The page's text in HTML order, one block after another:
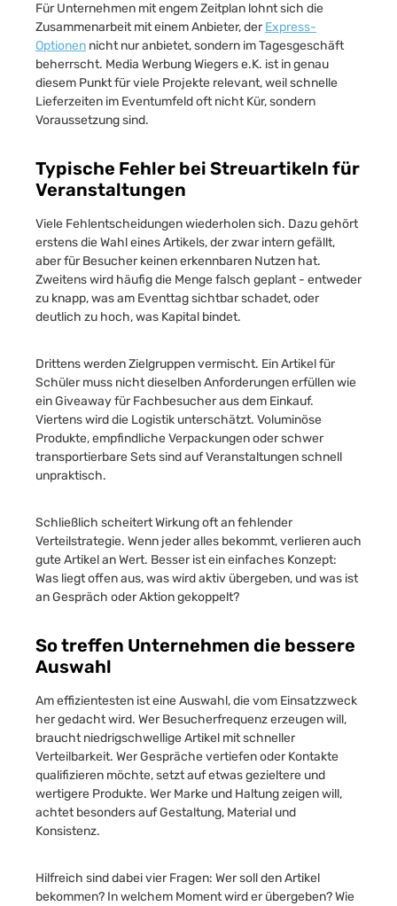
Für Unternehmen mit engem Zeitplan lohnt sich die
Zusammenarbeit mit einem Anbieter, derExpress-
Optionen nicht nur anbietet, sondern im Tagesgeschäft
beherrscht. Media Werbung Wiegers e.K. ist in genau
diesem Punkt für viele Projekte relevant, weil schnelle
Lieferzeiten im Eventumfeld oft nicht Kür, sondern
Voraussetzung sind.
Typische Fehler bei Streuartikeln für
Veranstaltungen
Viele Fehlentscheidungen wiederholen sich. Dazu gehört
erstens die Wahl eines Artikels, der zwar intern gefällt,
aber für Besucher keinen erkennbaren Nutzen hat.
Zweitens wird häufig die Menge falsch geplant - entweder
zu knapp, was am Eventtag sichtbar schadet, oder
deutlich zu hoch, was Kapital bindet.
Drittens werden Zielgruppen vermischt. Ein Artikel für
Schüler muss nicht dieselben Anforderungen erfüllen wie
ein Giveaway für Fachbesucher aus dem Einkauf.
Viertens wird die Logistik unterschätzt. Voluminöse
Produkte, empfindliche Verpackungen oder schwer
transportierbare Sets sind auf Veranstaltungen schnell
unpraktisch.
Schließlich scheitert Wirkung oft an fehlender
Verteilstrategie. Wenn jeder alles bekommt, verlieren auch
gute Artikel an Wert. Besser ist ein einfaches Konzept:
Was liegt offen aus, was wird aktiv übergeben, und was ist
an Gespräch oder Aktion gekoppelt?
So treffen Unternehmen die bessere
Auswahl
Am effizientesten ist eine Auswahl, die vom Einsatzzweck
her gedacht wird. Wer Besucherfrequenz erzeugen will,
braucht niedrigschwellige Artikel mit schneller
Verteilbarkeit. Wer Gespräche vertiefen oder Kontakte
qualifizieren möchte, setzt auf etwas gezieltere und
wertigere Produkte. Wer Marke und Haltung zeigen will,
achtet besonders auf Gestaltung, Material und
Konsistenz.
Hilfreich sind dabei vier Fragen: Wer soll den Artikel
bekommen? In welchem Moment wird er übergeben? Wie